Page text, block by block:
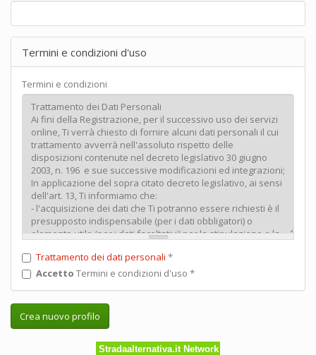
Termini e condizioni d'uso
Termini e condizioni
Trattamento dei dati personali *
Accetto Termini e condizioni d'uso *
Crea nuovo profilo
Stradaalternativa.it Network